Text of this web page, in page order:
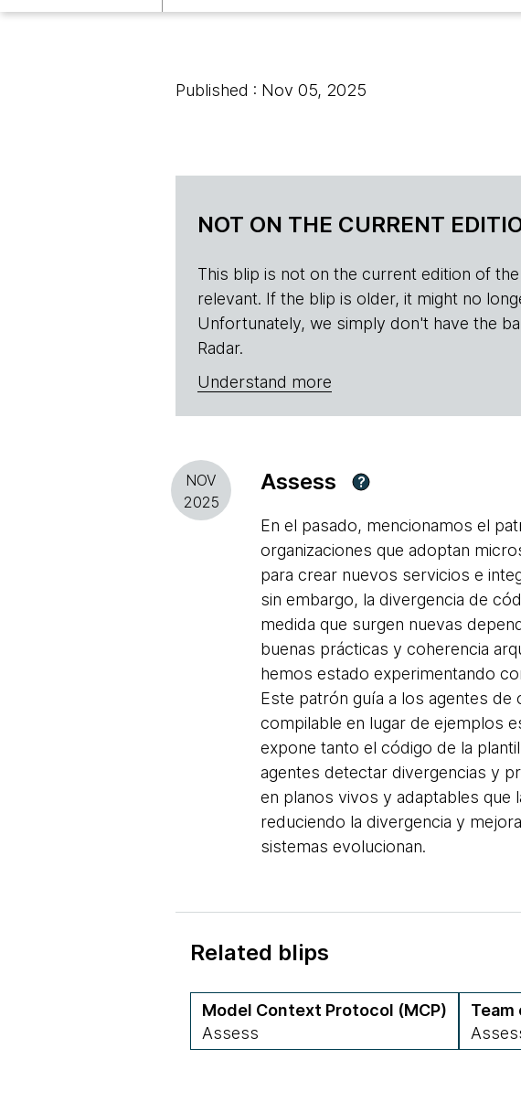
Published : Nov 05, 2025
NOT ON THE CURRENT
This blip is not on the current edition of
relevant. If the blip is older, it might no
Unfortunately, we simply don't have the
Radar.
Understand more
NOV
2025
Assess ?
En el pasado, mencionamos el
organizaciones que adoptan
para crear nuevos servicios e
sin embargo, la divergencia de
medida que surgen nuevas
buenas prácticas y coherencia
hemos estado experimentando
Este patrón guía a los agentes
compilable en lugar de ejemplos
expone tanto el código de la
agentes detectar divergencias y
en planos vivos y adaptables que
reduciendo la divergencia y
sistemas evolucionan.
Related blips
Model Context Protocol (MCP)
Assess